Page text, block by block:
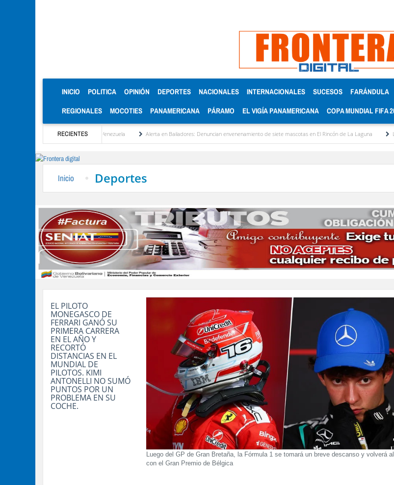
INICIO (CURRENT)
POLITICA OPINIÓN DEPORTES NACIONALES INTERNACIONALES SUCESOS FARÁNDULA
REGIONALES MOCOTIES PANAMERICANA PÁRAMO EL VIGÍA PANAMERICANA COPA MUNDIAL FIFA
RECIENTES
la reinstitucionalización de Venezuela Alerta en Bailadores: Denuncian envenenamiento de siete mascotas en El Rincón de La Laguna La
Inicio Deportes
Luego del GP de Gran Bretaña, la Fórmula 1 se tomará un breve descanso y volverá
con el Gran Premio de Bélgica
EL PILOTO
MONEGASCO DE
FERRARI GANÓ SU
PRIMERA CARRERA
EN EL AÑO Y
RECORTÓ
DISTANCIAS EN EL
MUNDIAL DE
PILOTOS. KIMI
ANTONELLI NO SUMÓ
PUNTOS POR UN
PROBLEMA EN SU
COCHE.